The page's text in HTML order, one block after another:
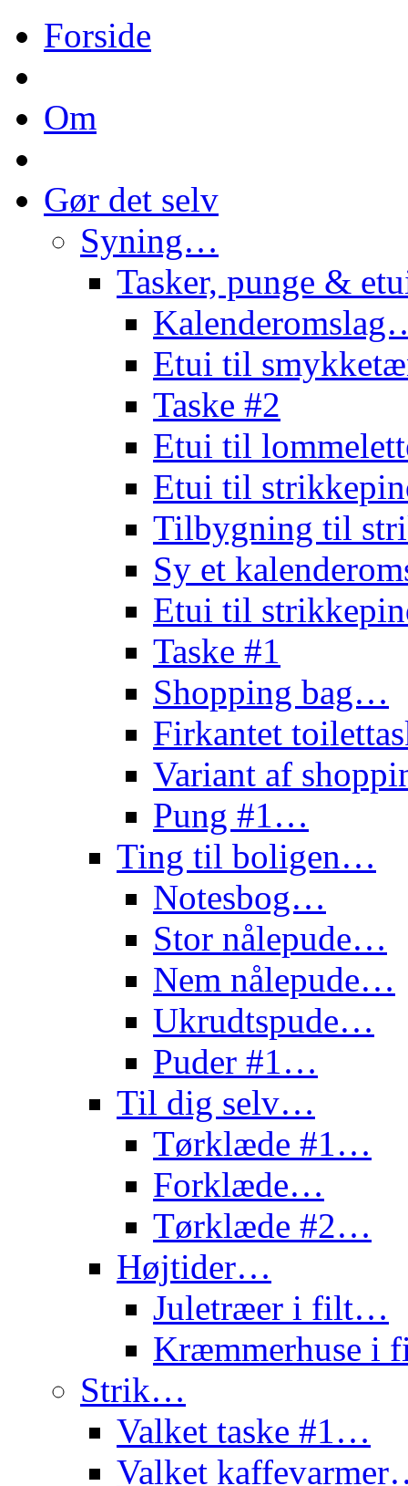
Forside
Om
Gør det selv
Syning…
Tasker, punge &
Etui til
Taske #2
Etui til
Etui til
Tilbygning til
Sy et
Etui til
Taske #1
Shopping bag…
Firkantet
Variant af
Pung #1…
Ting til boligen…
Notesbog…
Stor nålepude…
Nem nålepude…
Ukrudtspude…
Puder #1…
Til dig selv…
Tørklæde #1…
Forklæde…
Tørklæde #2…
Højtider…
Juletræer i filt…
Kræmmerhuse
Strik…
Valket taske #1…
Valket